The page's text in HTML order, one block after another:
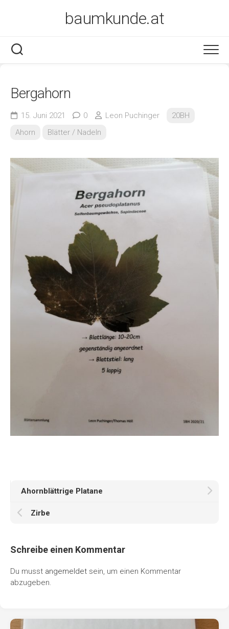
baumkunde.at
Bergahorn
15. Juni 2021 0 Leon Puchinger
20BH
Ahorn
Blätter / Nadeln
Ahornblättrige Platane
Zirbe
Schreibe einen Kommentar
Du musst angemeldet sein, um einen Kommentar
abzugeben.